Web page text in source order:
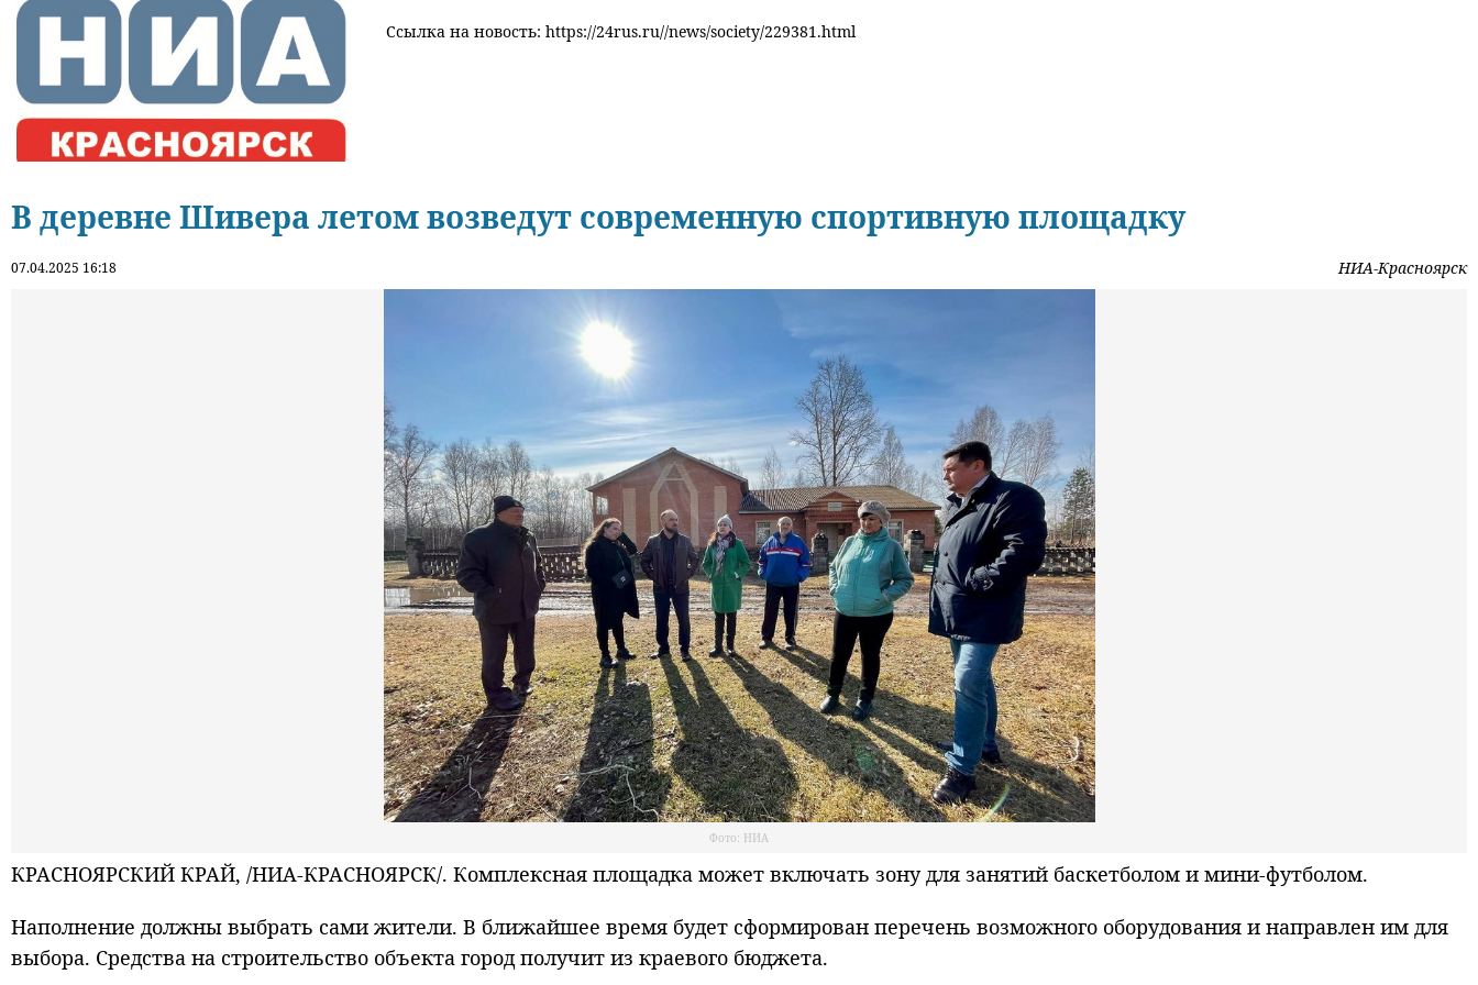
Ссылка на новость: https://24rus.ru//news/society/229381.html
В деревне Шивера летом возведут современную спортивную площадку
07.04.2025 16:18 НИА-Красноярск
Фото: НИА
КРАСНОЯРСКИЙ КРАЙ, /НИА-КРАСНОЯРСК/. Комплексная площадка может включать зону для занятий баскетболом и мини-футболом.
Наполнение должны выбрать сами жители. В ближайшее время будет сформирован перечень возможного оборудования и направлен им для
выбора. Средства на строительство объекта город получит из краевого бюджета.